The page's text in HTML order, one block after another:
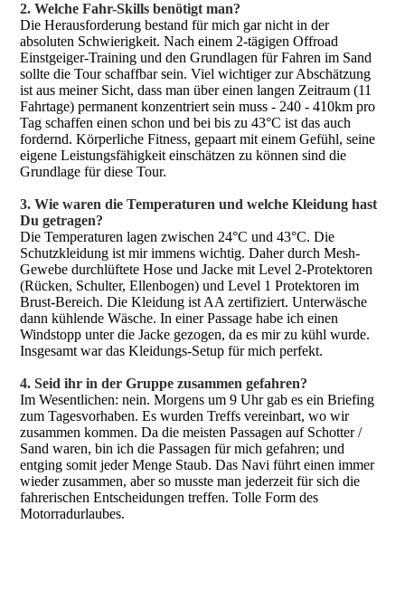
2. Welche Fahr-Skills benötigt man?
Die Herausforderung bestand für mich gar nicht in der
absoluten Schwierigkeit. Nach einem 2-tägigen Offroad
Einstgeiger-Training und den Grundlagen für Fahren im Sand
sollte die Tour schaffbar sein. Viel wichtiger zur Abschätzung
ist aus meiner Sicht, dass man über einen langen Zeitraum (11
Fahrtage) permanent konzentriert sein muss - 240 - 410km pro
Tag schaffen einen schon und bei bis zu 43°C ist das auch
fordernd. Körperliche Fitness, gepaart mit einem Gefühl, seine
eigene Leistungsfähigkeit einschätzen zu können sind die
Grundlage für diese Tour.
3. Wie waren die Temperaturen und welche Kleidung hast
Du getragen?
Die Temperaturen lagen zwischen 24°C und 43°C. Die
Schutzkleidung ist mir immens wichtig. Daher durch Mesh-
Gewebe durchlüftete Hose und Jacke mit Level 2-Protektoren
(Rücken, Schulter, Ellenbogen) und Level 1 Protektoren im
Brust-Bereich. Die Kleidung ist AA zertifiziert. Unterwäsche
dann kühlende Wäsche. In einer Passage habe ich einen
Windstopp unter die Jacke gezogen, da es mir zu kühl wurde.
Insgesamt war das Kleidungs-Setup für mich perfekt.
4. Seid ihr in der Gruppe zusammen gefahren?
Im Wesentlichen: nein. Morgens um 9 Uhr gab es ein Briefing
zum Tagesvorhaben. Es wurden Treffs vereinbart, wo wir
zusammen kommen. Da die meisten Passagen auf Schotter /
Sand waren, bin ich die Passagen für mich gefahren; und
entging somit jeder Menge Staub. Das Navi führt einen immer
wieder zusammen, aber so musste man jederzeit für sich die
fahrerischen Entscheidungen treffen. Tolle Form des
Motorradurlaubes.